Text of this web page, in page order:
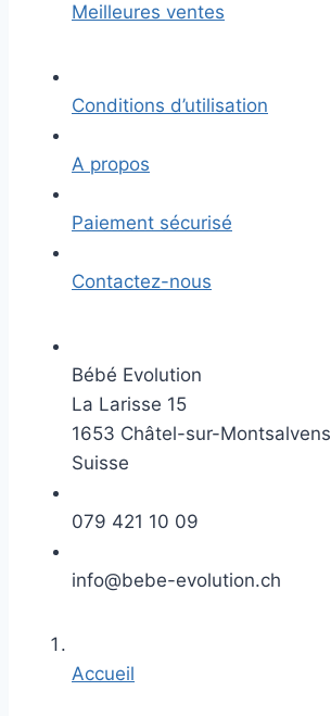
Meilleures ventes
Conditions d’utilisation
A propos
Paiement sécurisé
Contactez-nous
Bébé Evolution
La Larisse 15
1653 Châtel-sur-Montsalvens
Suisse
079 421 10 09
info@bebe-evolution.ch
Accueil